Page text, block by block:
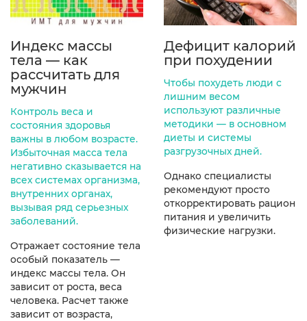
Индекс массы
тела — как
рассчитать для
мужчин
Контроль веса и
состояния здоровья
важны в любом возрасте.
Избыточная масса тела
негативно сказывается на
всех системах организма,
внутренних органах,
вызывая ряд серьезных
заболеваний.
Отражает состояние тела
особый показатель —
индекс массы тела. Он
зависит от роста, веса
человека. Расчет также
зависит от возраста,
Дефицит калорий
при похудении
Чтобы похудеть люди с
лишним весом
используют различные
методики — в основном
диеты и системы
разгрузочных дней.
Однако специалисты
рекомендуют просто
откорректировать рацион
питания и увеличить
физические нагрузки.